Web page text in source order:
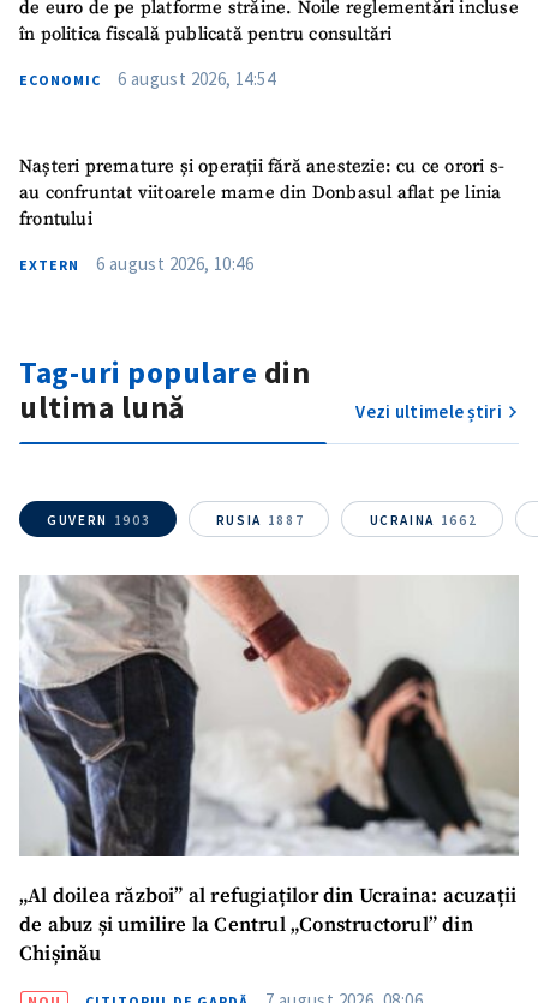
de euro de pe platforme străine. Noile reglementări incluse
în politica fiscală publicată pentru consultări
ECONOMIC 6 august 2026, 14:54
Nașteri premature și operații fără anestezie: cu ce orori s-
au confruntat viitoarele mame din Donbasul aflat pe linia
frontului
EXTERN 6 august 2026, 10:46
Tag-uri populare din
ultima lună
Vezi ultimele știri
GUVERN 1903 RUSIA 1887 UCRAINA 1662
„Al doilea război” al refugiaților din Ucraina: acuzații
de abuz și umilire la Centrul „Constructorul” din
Chișinău
ȘTIREA MEA
Fotografie
+ Încarcă imagine
Link media+ Link media
Mesajul știrei
+ Mesajul știrei
CONTACT SURSĂ
Sursă anonimă
+ Numele meu